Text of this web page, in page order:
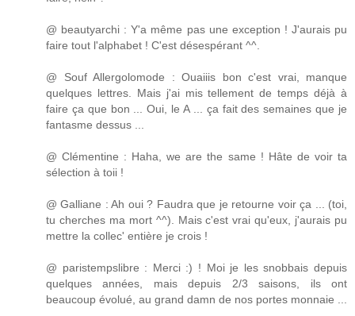
@ beautyarchi : Y'a même pas une exception ! J'aurais pu
faire tout l'alphabet ! C'est désespérant ^^.
@ Souf Allergolomode : Ouaiiis bon c'est vrai, manque
quelques lettres. Mais j'ai mis tellement de temps déjà à
faire ça que bon ... Oui, le A ... ça fait des semaines que je
fantasme dessus ...
@ Clémentine : Haha, we are the same ! Hâte de voir ta
sélection à toii !
@ Galliane : Ah oui ? Faudra que je retourne voir ça ... (toi,
tu cherches ma mort ^^). Mais c'est vrai qu'eux, j'aurais pu
mettre la collec' entière je crois !
@ paristempslibre : Merci :) ! Moi je les snobbais depuis
quelques années, mais depuis 2/3 saisons, ils ont
beaucoup évolué, au grand damn de nos portes monnaie ...